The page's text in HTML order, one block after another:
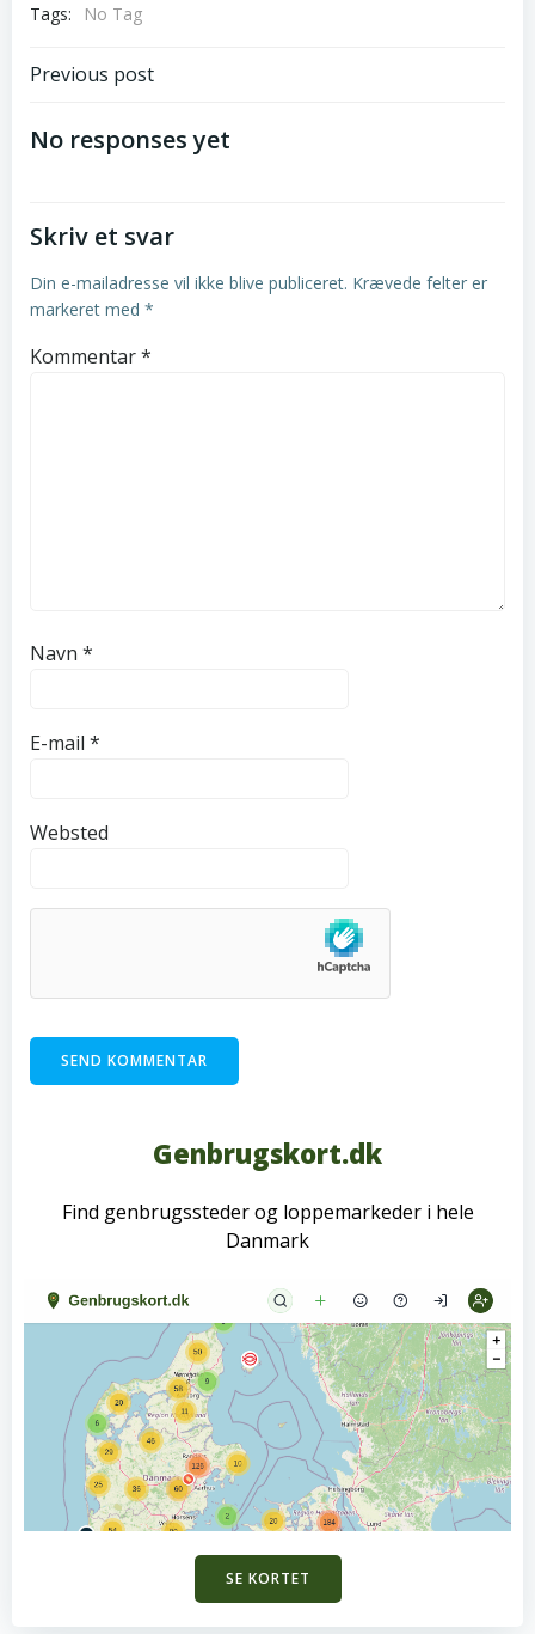
Tags:
No Tag
Post
navigation
Previous post
No responses yet
Skriv et svar
Din e-mailadresse vil ikke blive publiceret. Krævede felter er
markeret med *
Kommentar*
Navn *
E-mail *
Websted
Genbrugskort.dk
Find genbrugssteder og loppemarkeder i hele
Danmark
SE KORTET